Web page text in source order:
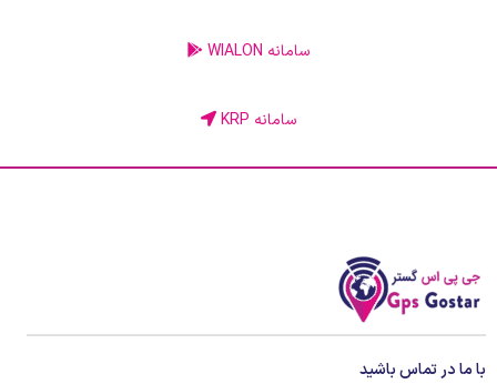
سامانه WIALON
سامانه KRP
با ما در تماس باشید